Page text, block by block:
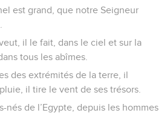
est grand, que notre Seigneur
il le fait, dans le ciel et sur la
tous les abîmes.
des extrémités de la terre, il
il tire le vent de ses trésors.
nés de l’Egypte, depuis les hommes